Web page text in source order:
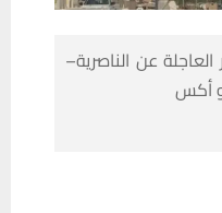
عن الناصرية–
أكس